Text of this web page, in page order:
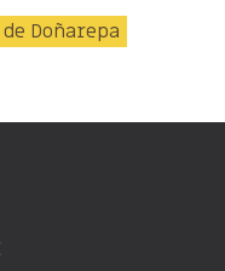
Doñarepa